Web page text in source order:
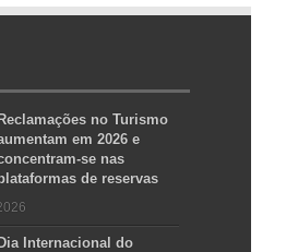
Reclamações no Turismo
em 2026 e
se nas
de reservas
Dia Internacional do